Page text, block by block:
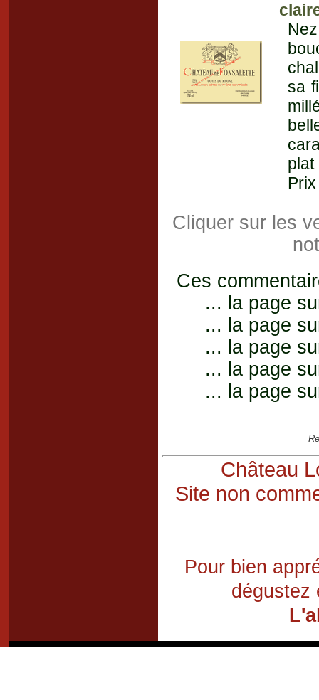
sa
plat
Cliquer sur les
Ces
... la page
... la page
... la page
... la page
... la page
Château
Site non
Pour bien
dégustez